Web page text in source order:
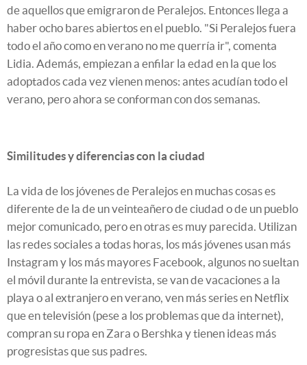
de aquellos que emigraron de Peralejos. Entonces llega a
haber ocho bares abiertos en el pueblo. "Si Peralejos fuera
todo el año como en verano no me querría ir", comenta
Lidia. Además, empiezan a enfilar la edad en la que los
adoptados cada vez vienen menos: antes acudían todo el
verano, pero ahora se conforman con dos semanas.
Similitudes y diferencias con la ciudad
La vida de los jóvenes de Peralejos en muchas cosas es
diferente de la de un veinteañero de ciudad o de un pueblo
mejor comunicado, pero en otras es muy parecida. Utilizan
las redes sociales a todas horas, los más jóvenes usan más
Instagram y los más mayores Facebook, algunos no sueltan
el móvil durante la entrevista, se van de vacaciones a la
playa o al extranjero en verano, ven más series en Netflix
que en televisión (pese a los problemas que da internet),
compran su ropa en Zara o Bershka y tienen ideas más
progresistas que sus padres.